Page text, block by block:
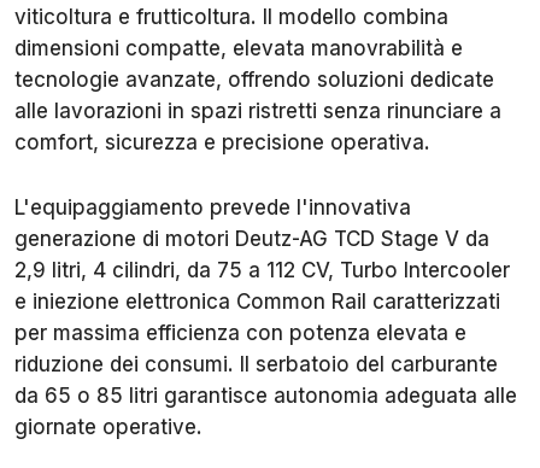
viticoltura e frutticoltura. Il modello combina
dimensioni compatte, elevata manovrabilità e
tecnologie avanzate, offrendo soluzioni dedicate
alle lavorazioni in spazi ristretti senza rinunciare a
comfort, sicurezza e precisione operativa.
L'equipaggiamento prevede l'innovativa
generazione di motori Deutz-AG TCD Stage V da
2,9 litri, 4 cilindri, da 75 a 112 CV, Turbo Intercooler
e iniezione elettronica Common Rail caratterizzati
per massima efficienza con potenza elevata e
riduzione dei consumi. Il serbatoio del carburante
da 65 o 85 litri garantisce autonomia adeguata alle
giornate operative.